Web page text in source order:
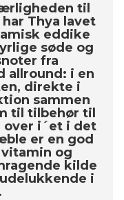
til
Thya lavet
eddike
søde og
fra
allround: i en
direkte i
sammen
til tilbehør til
over i´et i det
er en god
og
kilde
i